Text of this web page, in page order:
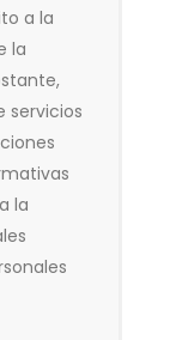
a la
la
servicios
la